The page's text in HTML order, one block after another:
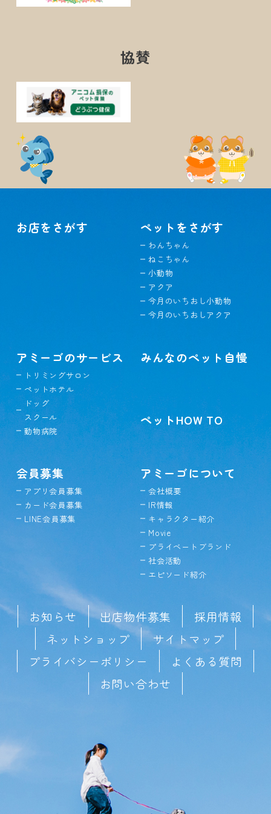
協賛
お店をさがす ペットをさがす
わんちゃん
ねこちゃん
小動物
アクア
今月のいちおし小動物
今月のいちおしアクア
アミーゴのサービス
トリミングサロン
ペットホテル
ドッグ
スクール
動物病院
みんなのペット自慢
ペットHOW TO
会員募集
アプリ会員募集
カード会員募集
LINE会員募集
アミーゴについて
会社概要
IR情報
キャラクター紹介
Movie
プライベートブランド
社会活動
エピソード紹介
お知らせ 出店物件募集
採用情報
ネットショップ
サイトマップ
プライバシーポリシー
よくある質問
お問い合わせ